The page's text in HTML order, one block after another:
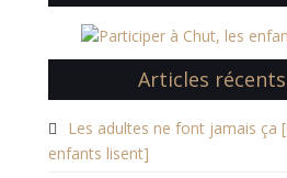
Articles récents
Les adultes ne font jamais ça
enfants lisent]